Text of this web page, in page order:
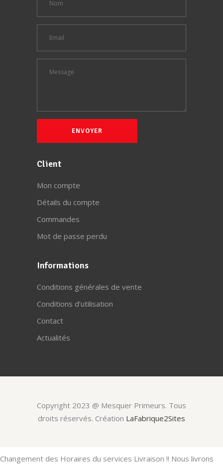
Client
Mon compte
Détails du compte
Commandes
Mot de passe perdu
Informations
Conditions générales de vente
Conditions d’utilisation
Contact
Actualités
Copyright 2023 @ Mesquer Primeurs. Tous
droits réservés. Création LaFabrique2Sites
Changement des Horaires du services Livraison !! Nous livrons